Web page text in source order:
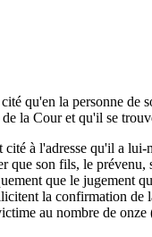
qu'en la personne de
la Cour et qu'il se
à l'adresse qu'il a lui-
que son fils, le
que le jugement
la confirmation de
au nombre de